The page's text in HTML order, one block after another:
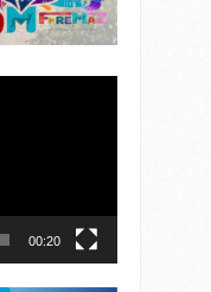
00:20